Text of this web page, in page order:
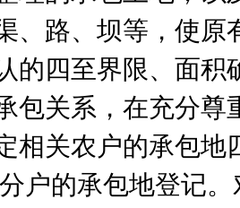
、路、坝等，使
的四至界限、面
包关系，在充分
相关农户的承包
户的承包地登记